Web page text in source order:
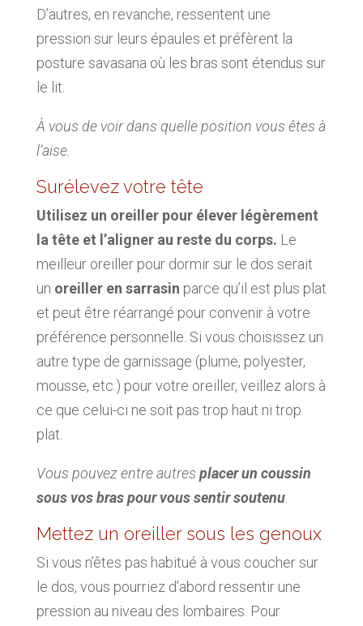
D’autres, en revanche, ressentent une
pression sur leurs épaules et préfèrent la
posture savasana où les bras sont étendus sur
le lit.
À vous de voir dans quelle position vous êtes à
l’aise.
Surélevez votre tête
Utilisez un oreiller pour élever légèrement
la tête et l’aligner au reste du corps. Le
meilleur oreiller pour dormir sur le dos serait
un oreiller en sarrasin parce qu’il est plus plat
et peut être réarrangé pour convenir à votre
préférence personnelle. Si vous choisissez un
autre type de garnissage (plume, polyester,
mousse, etc.) pour votre oreiller, veillez alors à
ce que celui-ci ne soit pas trop haut ni trop
plat.
Vous pouvez entre autres placer un coussin
sous vos bras pour vous sentir soutenu.
Mettez un oreiller sous les genoux
Si vous n’êtes pas habitué à vous coucher sur
le dos, vous pourriez d’abord ressentir une
pression au niveau des lombaires. Pour